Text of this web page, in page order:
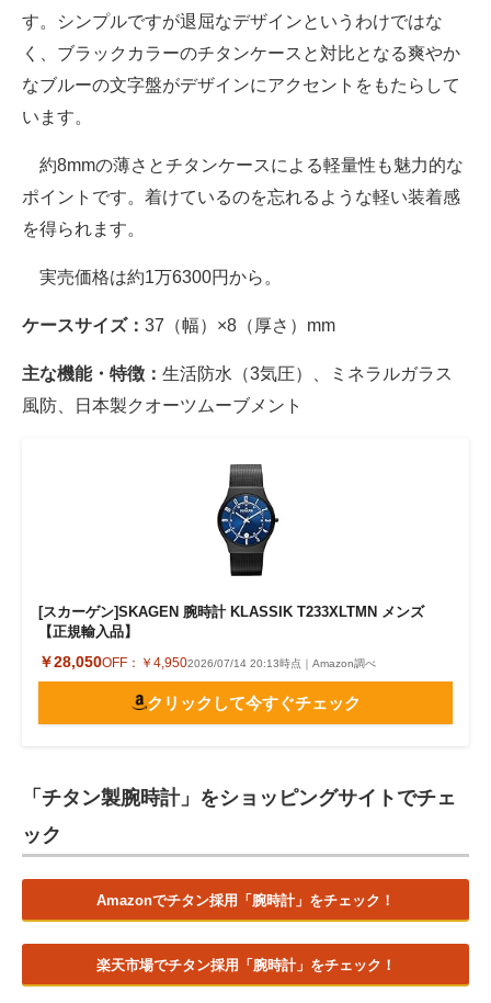
す。シンプルですが退屈なデザインというわけではな
く、ブラックカラーのチタンケースと対比となる爽やか
なブルーの文字盤がデザインにアクセントをもたらして
います。
約8mmの薄さとチタンケースによる軽量性も魅力的な
ポイントです。着けているのを忘れるような軽い装着感
を得られます。
実売価格は約1万6300円から。
ケースサイズ： 37（幅）×8（厚さ）mm
主な機能・特徴： 生活防水（3気圧）、ミネラルガラス
風防、日本製クオーツムーブメント
[スカーゲン]SKAGEN 腕時計 KLASSIK T233XLTMN メンズ
【正規輸入品】
￥28,050OFF： ￥4,9502026/07/14 20:13時点｜Amazon調べ
クリックして今すぐチェック
「チタン製腕時計」をショッピングサイトでチェ
ック
Amazonでチタン採用「腕時計」をチェック！
楽天市場でチタン採用「腕時計」をチェック！